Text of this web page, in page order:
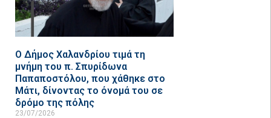
Ο Δήμος Χαλανδρίου τιμά τη
μνήμη του π. Σπυρίδωνα
Παπαποστόλου, που χάθηκε στο
Μάτι, δίνοντας το όνομά του σε
δρόμο της πόλης
23/07/2026